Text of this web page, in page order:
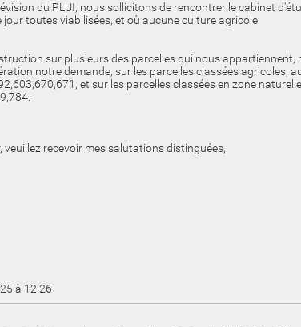
du PLUI, nous sollicitons de rencontrer le cabinet
jour toutes viabilisées, et où aucune culture agricole
sur plusieurs des parcelles qui nous
notre demande, sur les parcelles classées agricoles,
et sur les parcelles classées en zone
veuillez recevoir mes salutations distinguées,
à 12:26